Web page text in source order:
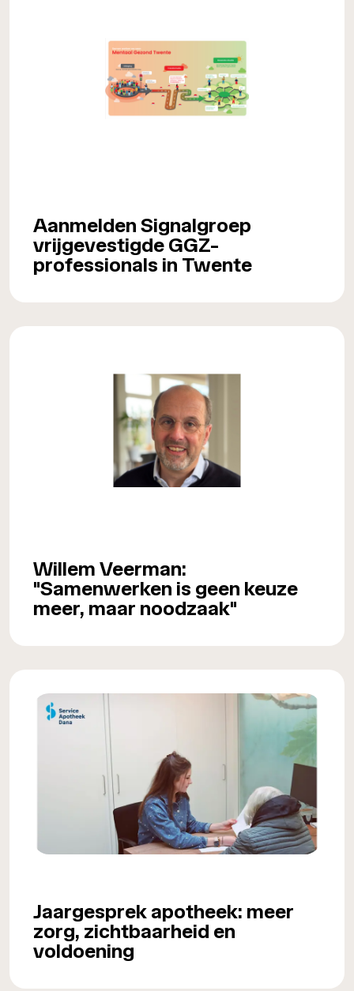
Aanmelden Signalgroep
vrijgevestigde GGZ-
professionals in Twente
Willem Veerman:
"Samenwerken is geen keuze
meer, maar noodzaak"
Jaargesprek apotheek: meer
zorg, zichtbaarheid en
voldoening